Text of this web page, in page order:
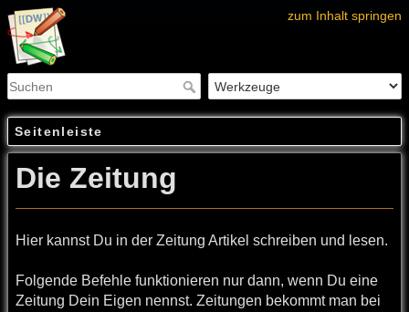
zum Inhalt springen
Seitenleiste
Die Zeitung
Hier kannst Du in der Zeitung Artikel schreiben und lesen.
Folgende Befehle funktionieren nur dann, wenn Du eine
Zeitung Dein Eigen nennst. Zeitungen bekommt man bei